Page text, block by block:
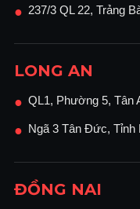
● 237/3 QL 22, Trảng
LONG AN
● QL1, Phường 5, Tân
● Ngã 3 Tân Đức,
ĐỒNG NAI